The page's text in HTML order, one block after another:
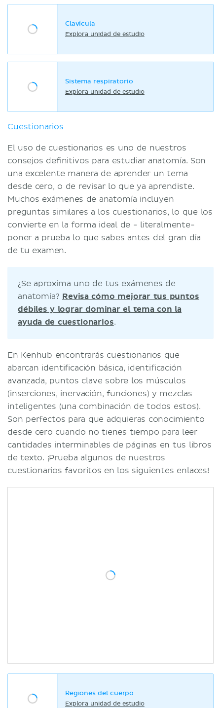
Clavícula
Explora unidad de estudio
Sistema respiratorio
Explora unidad de estudio
Cuestionarios
El uso de cuestionarios es uno de nuestros
consejos definitivos para estudiar anatomía. Son
una excelente manera de aprender un tema
desde cero, o de revisar lo que ya aprendiste.
Muchos exámenes de anatomía incluyen
preguntas similares a los cuestionarios, lo que los
convierte en la forma ideal de - literalmente-
poner a prueba lo que sabes antes del gran día
de tu examen.
¿Se aproxima uno de tus exámenes de
anatomía? Revisa cómo mejorar tus puntos
débiles y lograr dominar el tema con la
ayuda de cuestionarios.
En Kenhub encontrarás cuestionarios que
abarcan identificación básica, identificación
avanzada, puntos clave sobre los músculos
(inserciones, inervación, funciones) y mezclas
inteligentes (una combinación de todos estos).
Son perfectos para que adquieras conocimiento
desde cero cuando no tienes tiempo para leer
cantidades interminables de páginas en tus libros
de texto. ¡Prueba algunos de nuestros
cuestionarios favoritos en los siguientes enlaces!
Regiones del cuerpo
Explora unidad de estudio